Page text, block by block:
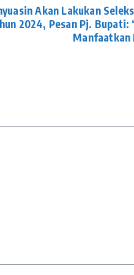
Akan Lakukan
2024, Pesan Pj. Bupati:
Manfaatkan